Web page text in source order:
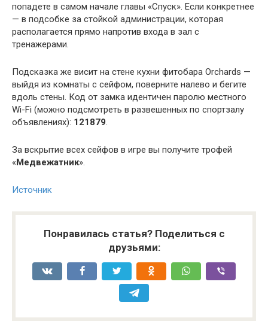
попадете в самом начале главы «Спуск». Если конкретнее
— в подсобке за стойкой администрации, которая
располагается прямо напротив входа в зал с
тренажерами.
Подсказка же висит на стене кухни фитобара Orchards —
выйдя из комнаты с сейфом, поверните налево и бегите
вдоль стены. Код от замка идентичен паролю местного
Wi-Fi (можно подсмотреть в развешенных по спортзалу
объявлениях): 121879
За вскрытие всех сейфов в игре вы получите трофей
«Медвежатник».
Источник
Понравилась статья? Поделиться с
друзьями: